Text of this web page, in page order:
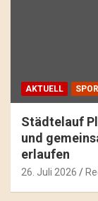
AKTUELL
Städtelauf
und
erlaufen
26. Juli 2026